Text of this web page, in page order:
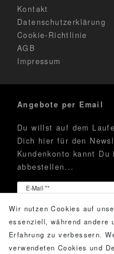
Kontakt
Datenschutzerklärung
Cookie-Richtlinie
AGB
Impressum
Angebote per Email
Du willst auf dem
Dich hier für den
Kundenkonto kannt
abbestellen...
E-Mail **
Newsletter
Hiermit bestätige ich,
gelesen habe. Meine
widerrufen.**
Wir nutzen Cookies auf
essenziell, während andere
Erfahrung zu verbessern.
verwendeten Cookies und